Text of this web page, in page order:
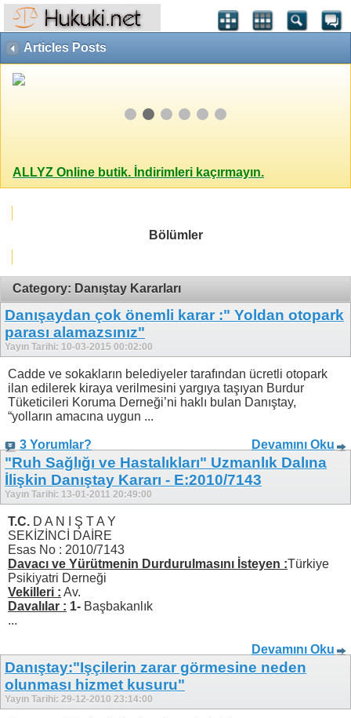
Articles Posts
ALLYZ Online butik. İndirimleri kaçırmayın.
Bölümler
Category: Danıştay Kararları
Danışaydan çok önemli karar :" Yoldan otopark
parası alamazsınız"
Yayın Tarihi: 10-03-2015 00:02:00
Cadde ve sokakların belediyeler tarafından ücretli otopark
ilan edilerek kiraya verilmesini yargıya taşıyan Burdur
Tüketicileri Koruma Derneği’ni haklı bulan Danıştay,
“yolların amacına uygun ...
3 Yorumlar? Devamını Oku
"Ruh Sağlığı ve Hastalıkları" Uzmanlık Dalına
İlişkin Danıştay Kararı - E:2010/7143
Yayın Tarihi: 13-01-2011 20:49:00
T.C. D A N I Ş T A Y
SEKİZİNCİ DAİRE
Esas No : 2010/7143
Davacı ve Yürütmenin Durdurulmasını İsteyen :Türkiye
Psikiyatri Derneği
Vekilleri : Av.
Davalılar : 1- Başbakanlık
...
Devamını Oku
Danıştay:"Işçilerin zarar görmesine neden
olunması hizmet kusuru"
Yayın Tarihi: 29-12-2010 23:14:00